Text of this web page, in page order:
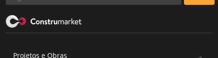
Projetos e Obras